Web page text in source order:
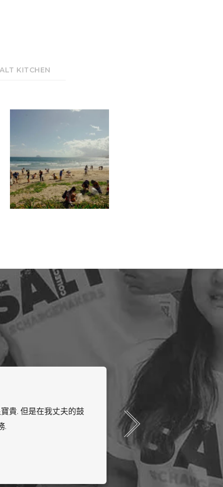
KITCHEN
候，週末有一些額外的
找到了你們.
我最初聯繫 SALT 因